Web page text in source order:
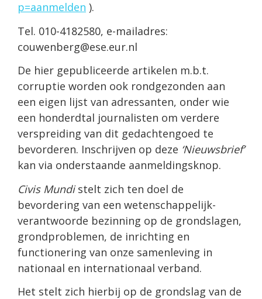
p=aanmelden ).
Tel. 010-4182580, e-mailadres:
couwenberg@ese.eur.nl
De hier gepubliceerde artikelen m.b.t.
corruptie worden ook rondgezonden aan
een eigen lijst van adressanten, onder wie
een honderdtal journalisten om verdere
verspreiding van dit gedachtengoed te
bevorderen. Inschrijven op deze ‘Nieuwsbrief’
kan via onderstaande aanmeldingsknop.
Civis Mundistelt zich ten doel de
bevordering van een wetenschappelijk-
verantwoorde bezinning op de grondslagen,
grondproblemen, de inrichting en
functionering van onze samenleving in
nationaal en internationaal verband.
Het stelt zich hierbij op de grondslag van de